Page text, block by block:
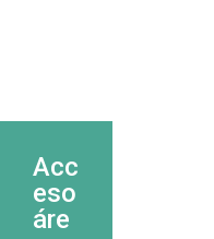
Acc
eso
áre